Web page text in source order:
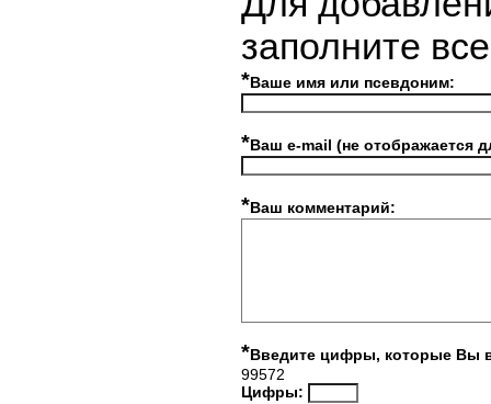
заполните
*Ваше имя или псевдоним:
*Ваш e-mail (не отображается
*Ваш комментарий:
*Введите цифры, которые Вы
99572
Цифры: